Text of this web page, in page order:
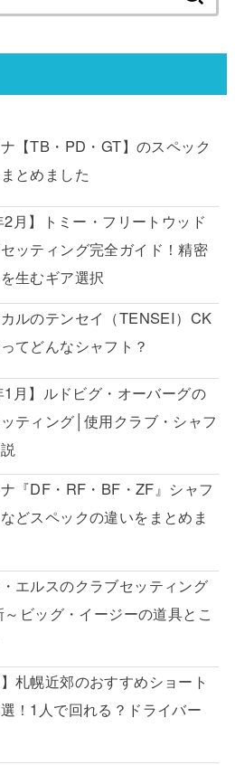
索:
【TB・PD・GT】のスペック
とめました
2月】トミー・フリートウッド
ッティング完全ガイド！精密
生むギア選択
ルのテンセイ（TENSEI）CK
てどんなシャフト？
1月】ルドビグ・オーバーグの
ティング│使用クラブ・シャフ
『DF・RF・BF・ZF』シャフ
どスペックの違いをまとめま
エルスのクラブセッティング
ビッグ・イージーの道具とこ
】札幌近郊のおすすめショート
！1人で回れる？ドライバー